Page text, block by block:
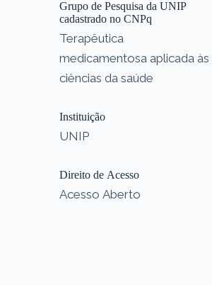
Grupo de Pesquisa da UNIP
cadastrado no CNPq
Terapêutica
medicamentosa aplicada às
ciências da saúde
Instituição
UNIP
Direito de Acesso
Acesso Aberto